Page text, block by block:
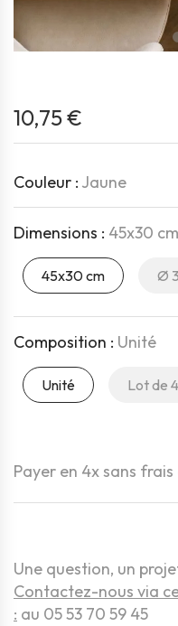
10,75 €
Couleur : Jaune
Dimensions : 45x30 cm
45x30 cm Ø
Composition : Unité
Unité Lot de 4
Payer en 4x sans
Une question, un
Contactez-nous via
: au 05 53 70 59 45